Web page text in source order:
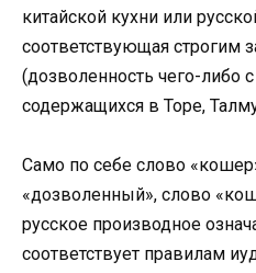
китайской кухни или
соответствующая строгим
(дозволенность чего-либо
содержащихся в Торе,
Само по себе слово
«дозволенный», слово
русское производное
соответствует правилам